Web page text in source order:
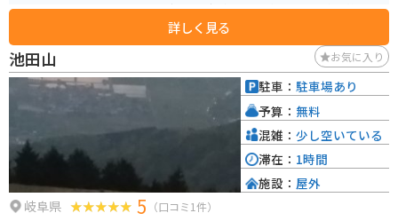
に刻印を施すもので、ツーリングの思い出づくりに人気です。 境内は静かで
心が落ち着く空気に包まれており、ゆっくりと参拝できるのも魅力の一つ。
バイク専用の駐車場も用意されているため訪れやすく、周辺の観光地とあわ
せて立ち寄る人も多く見られます。旅の安全祈願と記念を兼ねて訪れるのに
ぴったりな、ライダーにもやさしい神社です。
詳しく見る
池田山 お気に入り
岐阜県 5 （口コミ1件）
駐車： 駐車場あり
予算： 無料
混雑： 少し空いている
滞在： 1時間
施設： 屋外